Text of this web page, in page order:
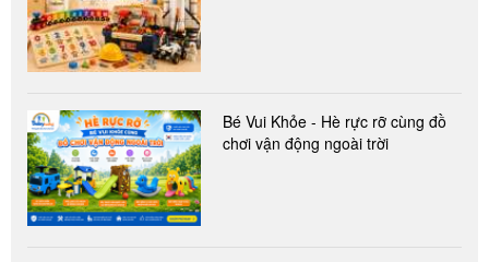
Bé Vui Khỏe - Hè rực rỡ cùng đồ
chơi vận động ngoài trời